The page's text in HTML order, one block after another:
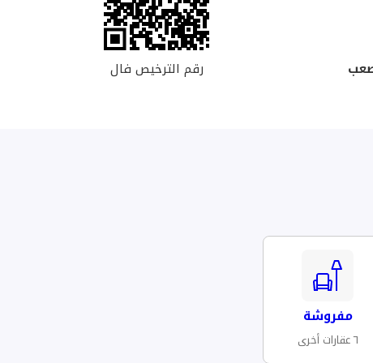
رقم الترخيص فال
مفروشة
٦ عقارات أخرى